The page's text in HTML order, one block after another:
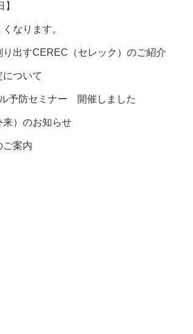
なります。
出すCEREC（セレック）のご紹介
ついて
予防セミナー 開催しました
）のお知らせ
ご案内